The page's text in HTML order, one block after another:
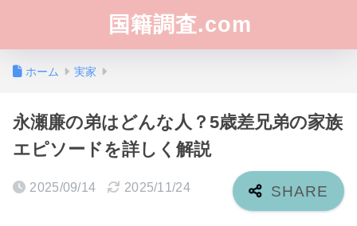
国籍調査.com
ホーム 実家
永瀬廉の弟はどんな人？5歳差兄弟の家族
エピソードを詳しく解説
2025/09/14 2025/11/24